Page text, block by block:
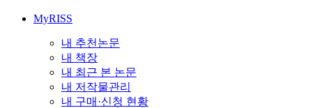
MyRISS
내 추천논문
내 책장
내 최근 본 논문
내 저작물관리
내 구매·신청 현황